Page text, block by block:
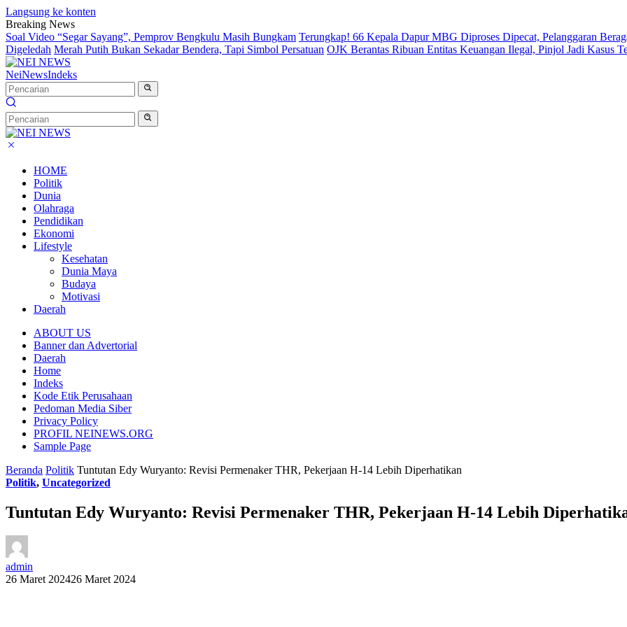
Langsung ke konten
Breaking News
Soal Video “Segar Sayang”, Pemprov Bengkulu Masih Bungkam Terungkap! 66 Kepala Dapur MBG Diproses Dipecat, Pelanggaran
Digeledah Merah Putih Bukan Sekadar Bendera, Tapi Simbol Persatuan OJK Berantas Ribuan Entitas Keuangan Ilegal, Pinjol Jadi Kasus
NeiNewsIndeks
HOME
Politik
Dunia
Olahraga
Pendidikan
Ekonomi
Lifestyle
Kesehatan
Dunia Maya
Budaya
Motivasi
Daerah
ABOUT US
Banner dan Advertorial
Daerah
Home
Indeks
Kode Etik Perusahaan
Pedoman Media Siber
Privacy Policy
PROFIL NEINEWS.ORG
Sample Page
Beranda Politik Tuntutan Edy Wuryanto: Revisi Permenaker THR, Pekerjaan H-14 Lebih Diperhatikan
Politik, Uncategorized
Tuntutan Edy Wuryanto: Revisi Permenaker THR, Pekerjaan H-14 Lebih
admin
26 Maret 202426 Maret 2024